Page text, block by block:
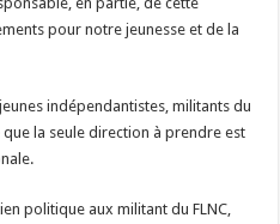
pour notre jeunesse et de la
indépendantistes, militants du
la seule direction à prendre est
politique aux militant du FLNC,